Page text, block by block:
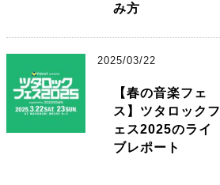
み方
2025/03/22
【春の音楽フェ
ス】ツタロックフ
ェス2025のライ
ブレポート